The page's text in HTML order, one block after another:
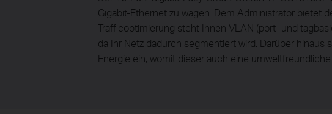
Gigabit-Ethernet zu wagen. Dem Administrator bietet
Trafficoptimierung steht Ihnen VLAN (port- und
da Ihr Netz dadurch segmentiert wird. Darüber
Energie ein, womit dieser auch eine